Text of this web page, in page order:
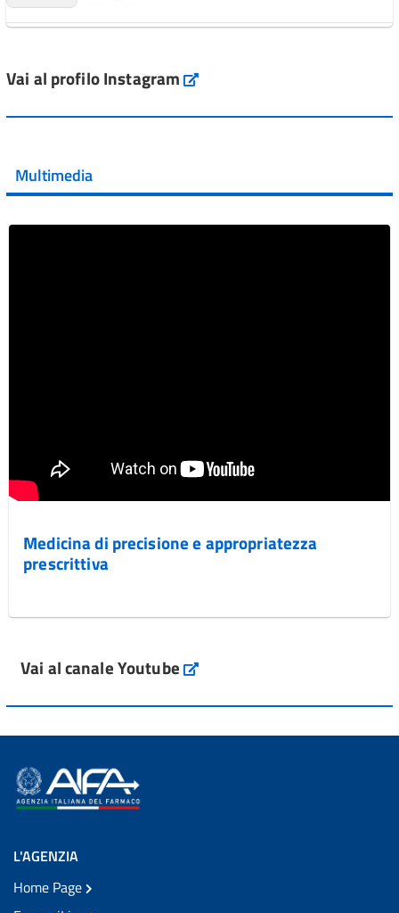
Vai al post →
Vai al post →
Vai al profilo Instagram Instagram
Multimedia
Medicina di precisione e appropriatezza
prescrittiva
Vai al canale Youtube
L'AGENZIA
Home Page